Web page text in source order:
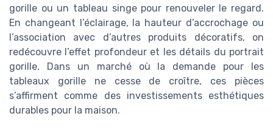
gorille ou un tableau singe pour renouveler le regard.
En changeant l’éclairage, la hauteur d’accrochage ou
l’association avec d’autres produits décoratifs, on
redécouvre l’effet profondeur et les détails du portrait
gorille. Dans un marché où la demande pour les
tableaux gorille ne cesse de croître, ces pièces
s’affirment comme des investissements esthétiques
durables pour la maison.